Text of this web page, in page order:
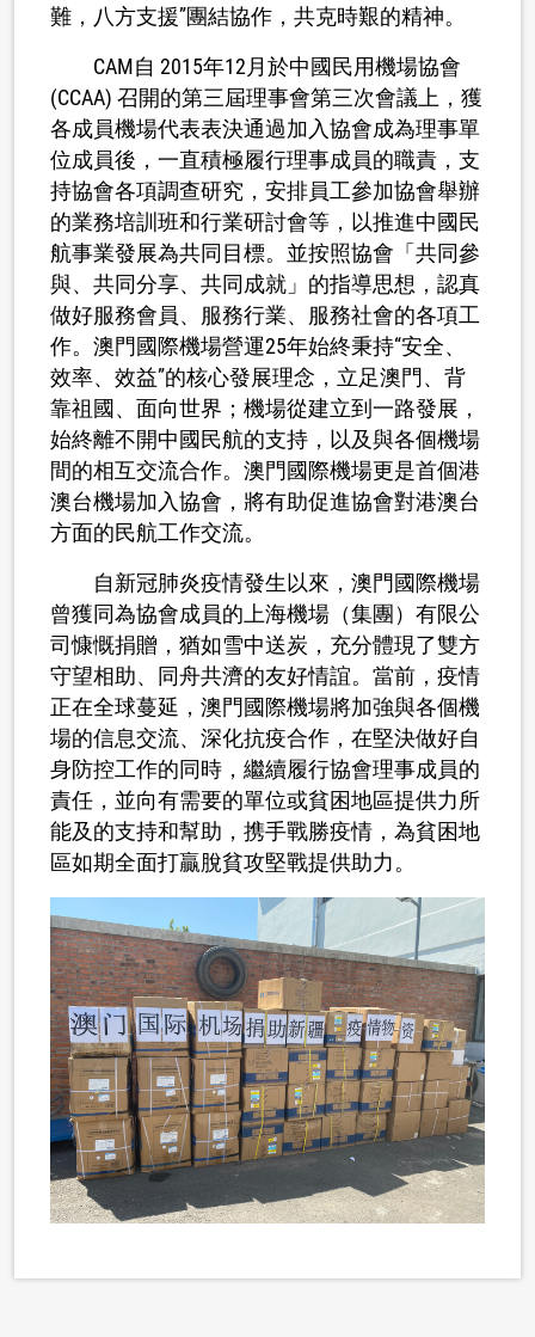
難，八方支援”團結協作，共克時艱的精神。
CAM自 2015年12月於中國民用機場協會
(CCAA) 召開的第三屆理事會第三次會議上，獲
各成員機場代表表決通過加入協會成為理事單
位成員後，一直積極履行理事成員的職責，支
持協會各項調查研究，安排員工參加協會舉辦
的業務培訓班和行業研討會等，以推進中國民
航事業發展為共同目標。並按照協會「共同參
與、共同分享、共同成就」的指導思想，認真
做好服務會員、服務行業、服務社會的各項工
作。澳門國際機場營運25年始終秉持“安全、
效率、效益”的核心發展理念，立足澳門、背
靠祖國、面向世界；機場從建立到一路發展，
始終離不開中國民航的支持，以及與各個機場
間的相互交流合作。澳門國際機場更是首個港
澳台機場加入協會，將有助促進協會對港澳台
方面的民航工作交流。
自 新冠肺炎疫情發生以來，澳門國際機場
曾獲同為協會成員的上海機場（集團）有限公
司慷慨捐贈，猶如雪中送炭，充分體現了雙方
守望相助、同舟共濟的友好情誼。當前，疫情
正在全球蔓延，澳門國際機場將加強與各個機
場的信息交流、深化抗疫合作，在堅決做好自
身防控工作的同時，繼續履行協會理事成員的
責任，並向有需要的單位或貧困地區提供力所
能及的支持和幫助，携手戰勝疫情，為貧困地
區如期全面打贏脫貧攻堅戰提供助力。